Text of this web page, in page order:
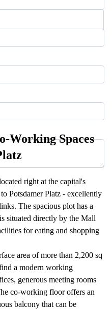
Working Spaces
right at the capital's
Potsdamer Platz - excellently
The spacious plot has a
situated directly by the Mall
for eating and shopping
area of more than 2,200 sq
a modern working
generous meeting rooms
co-working floor offers an
balcony that can be